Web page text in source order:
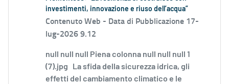
investimenti, innovazione e riuso dell’acqua”
Contenuto Web - Data di Pubblicazione 17-
lug-2026 9.12
null null null Piena colonna null null null 1
(7).jpg La sfida della sicurezza idrica, gli
effetti del cambiamento climatico e le